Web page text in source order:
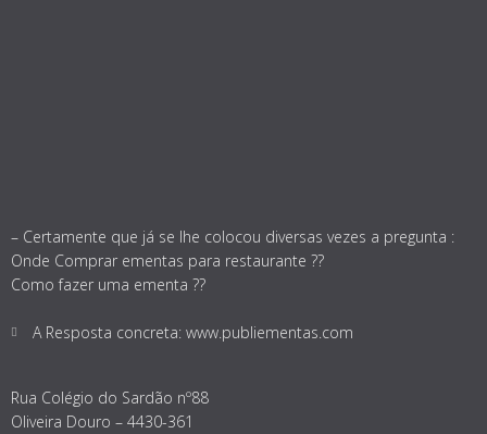
– Certamente que já se lhe colocou diversas vezes a pregunta :
Onde Comprar ementas para restaurante ??
Como fazer uma ementa ??
A Resposta concreta: www.publiementas.com
Rua Colégio do Sardão nº88
Oliveira Douro – 4430-361